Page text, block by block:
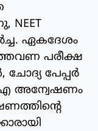
NEET
ഏകദേശം
പരീക്ഷ
പേപ്പർ
അന്വേഷണം